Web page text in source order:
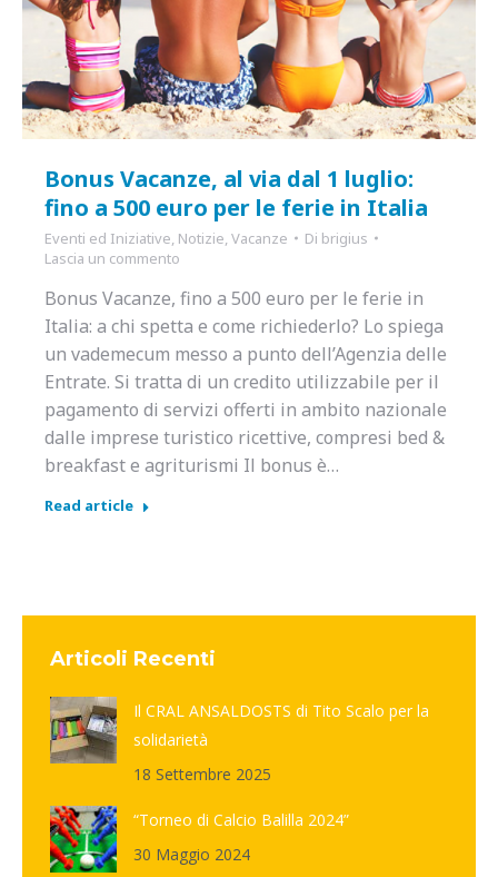
Bonus Vacanze, al via dal 1 luglio:
fino a 500 euro per le ferie in Italia
Eventi ed Iniziative, Notizie,Vacanze Di brigius
Lascia un commento
Bonus Vacanze, fino a 500 euro per le ferie in
Italia: a chi spetta e come richiederlo? Lo spiega
un vademecum messo a punto dell’Agenzia delle
Entrate. Si tratta di un credito utilizzabile per il
pagamento di servizi offerti in ambito nazionale
dalle imprese turistico ricettive, compresi bed &
breakfast e agriturismi Il bonus è…
Read article
Articoli Recenti
Il CRAL ANSALDOSTS di Tito Scalo per la
solidarietà
18 Settembre 2025
“Torneo di Calcio Balilla 2024”
30 Maggio 2024